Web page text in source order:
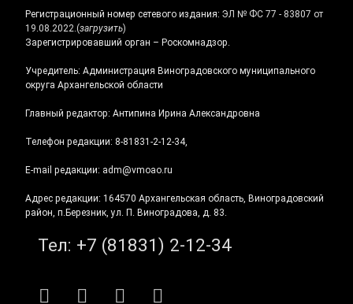
Регистрационный номер сетевого издания: ЭЛ № ФС 77 - 83807 от
19.08.2022.(загрузить)
Зарегистрировавший орган – Роскомнадзор.
Учредитель: Администрация Виноградовского муниципального
округа Архангельской области
Главный редактор: Антипина Ирина Александровна
Телефон редакции: 8-81831-2-12-34,
E-mail редакции: adm@vmoao.ru
Адрес редакции: 164570 Архангельская область, Виноградовский
район, п.Березник, ул. П. Виноградова, д. 83.
Тел: +7 (81831) 2-12-34